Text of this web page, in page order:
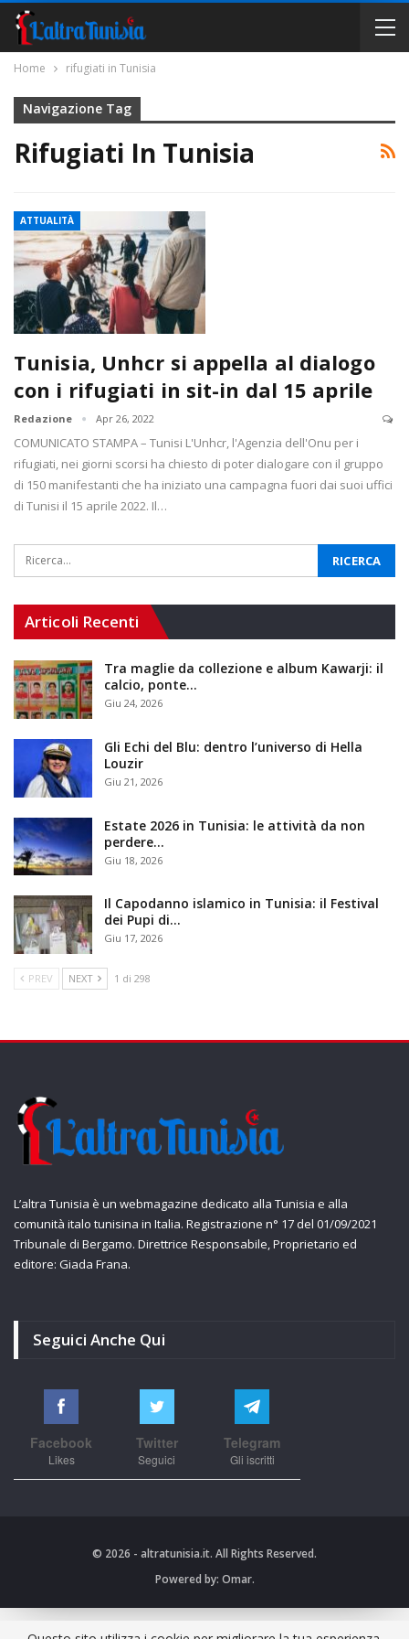
Home rifugiati in Tunisia
Navigazione Tag
Rifugiati In Tunisia
ATTUALITÀ
Tunisia, Unhcr si appella al dialogo
con i rifugiati in sit-in dal 15 aprile
Redazione Apr 26, 2022
COMUNICATO STAMPA – Tunisi L'Unhcr, l'Agenzia dell'Onu per i
rifugiati, nei giorni scorsi ha chiesto di poter dialogare con il gruppo
di 150 manifestanti che ha iniziato una campagna fuori dai suoi uffici
di Tunisi il 15 aprile 2022. Il…
Articoli Recenti
Tra maglie da collezione e album Kawarji: il
calcio, ponte…
Giu 24, 2026
Gli Echi del Blu: dentro l’universo di Hella
Louzir
Giu 21, 2026
Estate 2026 in Tunisia: le attività da non
perdere…
Giu 18, 2026
Il Capodanno islamico in Tunisia: il Festival
dei Pupi di…
Giu 17, 2026
PREV NEXT 1 di 298
L’altra Tunisia è un webmagazine dedicato alla Tunisia e alla
comunità italo tunisina in Italia. Registrazione n° 17 del 01/09/2021
Tribunale di Bergamo. Direttrice Responsabile, Proprietario ed
editore: Giada Frana.
Seguici Anche Qui
Facebook
Likes
Twitter
Seguici
Telegram
Gli iscritti
© 2026 - altratunisia.it. All Rights Reserved.
Powered by: Omar.